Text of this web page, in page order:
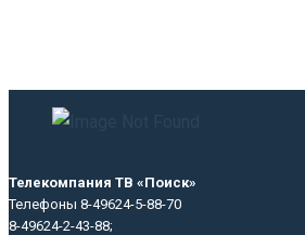
Телекомпания ТВ «Поиск»
Телефоны 8-49624-5-88-70
8-49624-2-43-88;